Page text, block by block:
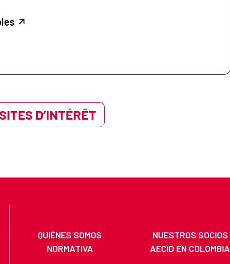
D’INTÉRÊT
QUIÉNES SOMOS NUESTROS SOCIOS
NORMATIVA
AECID EN COLOMBIA